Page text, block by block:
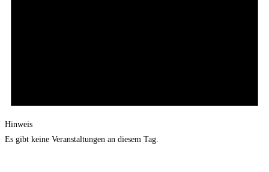
Hinweis
Es gibt keine Veranstaltungen an diesem Tag.